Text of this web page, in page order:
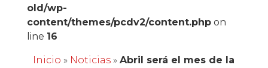
old/wp-
content/themes/pcdv2/content.phpon
line 16
Inicio » Noticias» Abril será el mes de la